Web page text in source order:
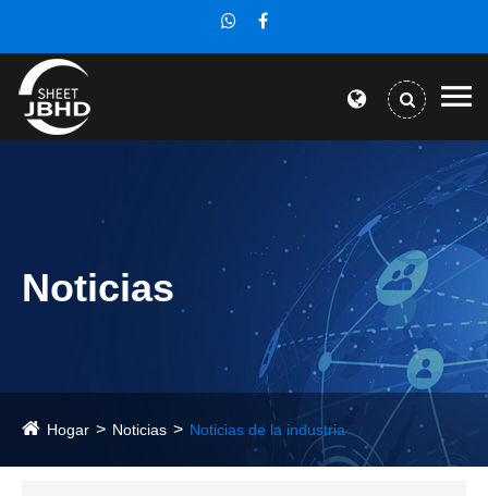
Noticias
Hogar Noticias Noticias de la industria